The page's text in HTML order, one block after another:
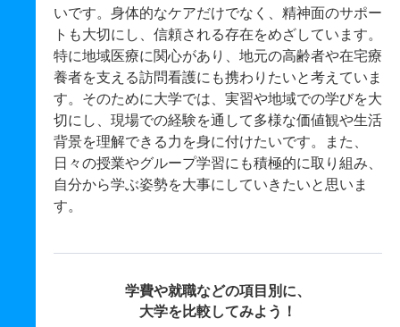
いです。身体的なケアだけでなく、精神面のサポー
トも大切にし、信頼される存在をめざしています。
特に地域医療に関心があり、地元の高齢者や在宅療
養者を支える訪問看護にも携わりたいと考えていま
す。そのために大学では、実習や地域での学びを大
切にし、現場での経験を通して多様な価値観や生活
背景を理解できる力を身に付けたいです。また、
日々の授業やグループ学習にも積極的に取り組み、
自分から学ぶ姿勢を大事にしていきたいと思いま
す。
学費や就職などの項目別に、
大学を比較してみよう！